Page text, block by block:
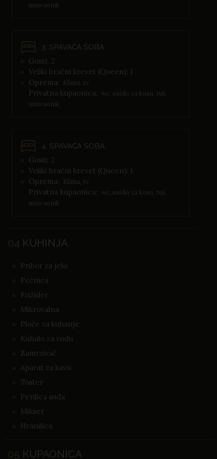
umivaonik
3. SPAVAĆA SOBA
Gosti: 2
Veliki bračni krevet (Queen): 1
Oprema:
Klima, tv
Privatna kupaonica: wc, sušilo za kosu, tuš,
umivaonik
4. SPAVAĆA SOBA
Gosti: 2
Veliki bračni krevet (Queen): 1
Oprema:
Klima, tv
Privatna kupaonica: wc, sušilo za kosu, tuš,
umivaonik
04 KUHINJA
Pribor za jelo
Pećnica
Frižider
Mikrovalna
Ploče za kuhanje
Kuhalo za vodu
Zamrzivač
Aparat za kavu
Toster
Perilica suđa
Mikser
Hranilica
05 KUPAONICA